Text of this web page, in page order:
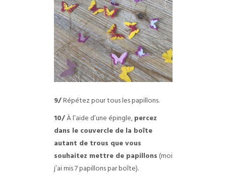
9/Répétez pour tous les papillons.
10/À l’aide d’une épingle,percez
dans le couvercle de la boîte
autant de trous que vous
souhaitez mettre de papillons (moi
j’ai mis 7 papillons par boîte).